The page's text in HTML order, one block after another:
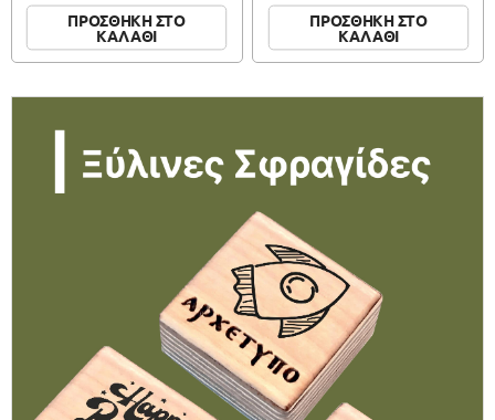
ΠΡΟΣΘΗΚΗ ΣΤΟ
ΚΑΛΑΘΙ
ΠΡΟΣΘΗΚΗ ΣΤΟ
ΚΑΛΑΘΙ